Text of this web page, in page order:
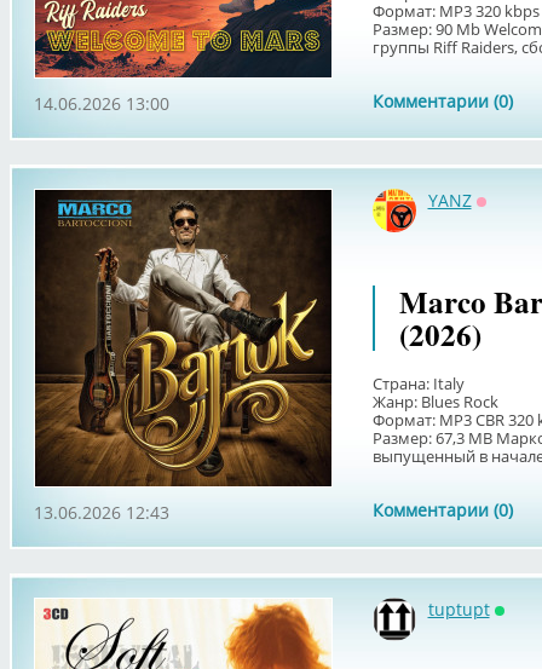
Формат: MP3 320 kbps
Размер: 90 Мb
группы Riff Raiders,
Комментарии (0)
14.06.2026 13:00
YANZ
Marco
(2026)
Страна: Italy
Жанр: Blues Rock
Формат: MP3 CBR 320
Размер: 67,3 MB
выпущенный в
Комментарии (0)
13.06.2026 12:43
tuptupt